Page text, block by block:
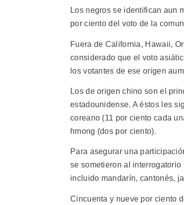
Los negros se identifican aun
por ciento del voto de la
Fuera de California, Hawaii,
considerado que el voto
los votantes de ese origen
Los de origen chino son el
estadounidense. A éstos les
coreano (11 por ciento cada
hmong (dos por ciento).
Para asegurar una
se sometieron al
incluido mandarín, cantonés,
Cincuenta y nueve por ciento